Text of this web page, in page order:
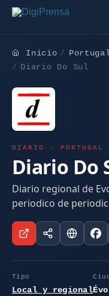
Inicio
Diario Do Sul
DIARIO · PORTUGAL
Diario Do
Diario regional de
periodico de
Tipo
Local y regional